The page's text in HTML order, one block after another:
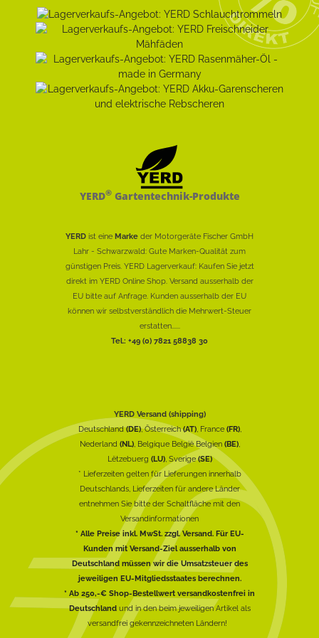
YERD®Gartentechnik-Produkte
YERD ist eine Marke der Motorgeräte Fischer GmbH
Lahr - Schwarzwald: Gute Marken-Qualität zum
günstigen Preis. YERD Lagerverkauf: Kaufen Sie jetzt
direkt im YERD Online Shop. Versand ausserhalb der
EU bitte auf Anfrage. Kunden ausserhalb der EU
können wir selbstverständlich die Mehrwert-Steuer
erstatten......
Tel.: +49 (0) 7821 58838 30
YERD Versand (shipping)
Deutschland(DE), Österreich(AT), France (FR),
Nederland (NL), Belgique België Belgien (BE),
Lëtzebuerg (LU), Sverige(SE)
* Lieferzeiten gelten für Lieferungen innerhalb
Deutschlands, Lieferzeiten für andere Länder
entnehmen Sie bitte der Schaltfläche mit den
Versandinformationen
* Alle Preise inkl. MwSt. zzgl. Versand. Für EU-
Kunden mit Versand-Ziel ausserhalb von
Deutschland müssen wir die Umsatzsteuer des
jeweiligen EU-Mitgliedsstaates berechnen.
* Ab 250,-€ Shop-Bestellwert versandkostenfrei in
Deutschlandund in den beim jeweiligen Artikel als
versandfrei gekennzeichneten Ländern!